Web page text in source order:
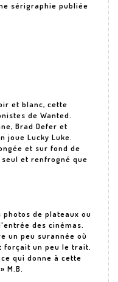
sérigraphie publiée
et blanc, cette
de Wanted.
Brad Defer et
joue Lucky Luke.
et sur fond de
et renfrogné que
de plateaux ou
des cinémas.
un peu surannée où
forçait un peu le trait.
qui donne à cette